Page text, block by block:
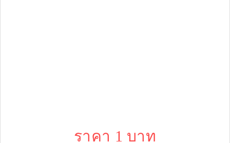
ราคา 1 บาท